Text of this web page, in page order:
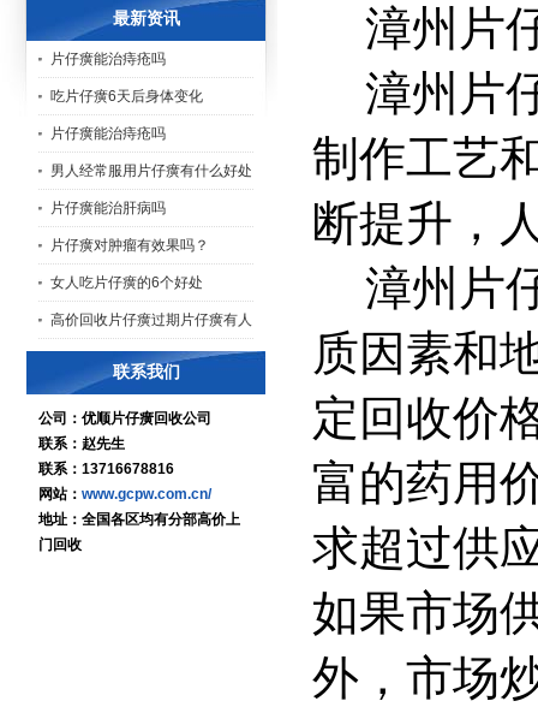
最新资讯
片仔癀能治痔疮吗
吃片仔癀6天后身体变化
片仔癀能治痔疮吗
男人经常服用片仔癀有什么好处
片仔癀能治肝病吗
片仔癀对肿瘤有效果吗？
女人吃片仔癀的6个好处
高价回收片仔癀过期片仔癀有人
联系我们
公司：优顺片仔癀回收公司
联系：赵先生
联系：13716678816
网站： www.gcpw.com.cn/
地址：全国各区均有分部高价上
门回收
漳州片
漳州片
制作工艺
断提升，
漳州片
质因素和
定回收价
富的药用
求超过供
如果市场
外，市场